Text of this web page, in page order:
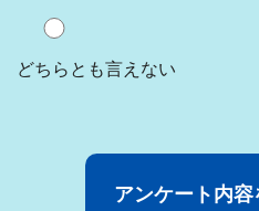
どちらとも言えない